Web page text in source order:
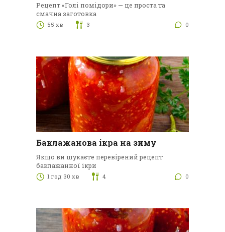
Рецепт «Голі помідори» — це проста та
смачна заготовка
55 хв 3 0
Баклажанова ікра на зиму
Якщо ви шукаєте перевірений рецепт
баклажанної ікри
1 год 30 хв 4 0